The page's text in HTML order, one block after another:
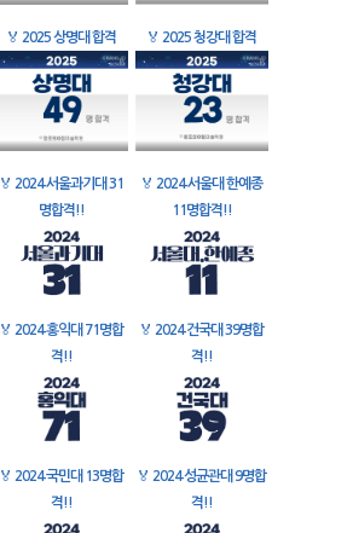
🏅 2025 상명대 합격 🏅 2025 청강대 합격
🏅 2024 서울과기대 31
명합격!!
🏅 2024 서울대 한예종
11명합격!!
🏅 2024 홍익대 71명합
격!!
🏅 2024 건국대 39명합
격!!
🏅 2024 국민대 13명합
격!!
🏅 2024 성균관대 9명합
격!!